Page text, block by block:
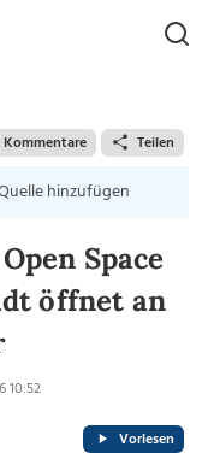
Kommentare Teilen
hinzufügen
Space
öffnet an
10:52
Vorlesen